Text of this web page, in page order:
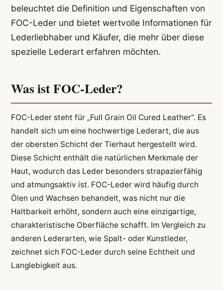
beleuchtet die Definition und Eigenschaften von
FOC-Leder und bietet wertvolle Informationen für
Lederliebhaber und Käufer, die mehr über diese
spezielle Lederart erfahren möchten.
Was ist FOC-Leder?
FOC-Leder steht für „Full Grain Oil Cured Leather“. Es
handelt sich um eine hochwertige Lederart, die aus
der obersten Schicht der Tierhaut hergestellt wird.
Diese Schicht enthält die natürlichen Merkmale der
Haut, wodurch das Leder besonders strapazierfähig
und atmungsaktiv ist. FOC-Leder wird häufig durch
Ölen und Wachsen behandelt, was nicht nur die
Haltbarkeit erhöht, sondern auch eine einzigartige,
charakteristische Oberfläche schafft. Im Vergleich zu
anderen Lederarten, wie Spalt- oder Kunstleder,
zeichnet sich FOC-Leder durch seine Echtheit und
Langlebigkeit aus.